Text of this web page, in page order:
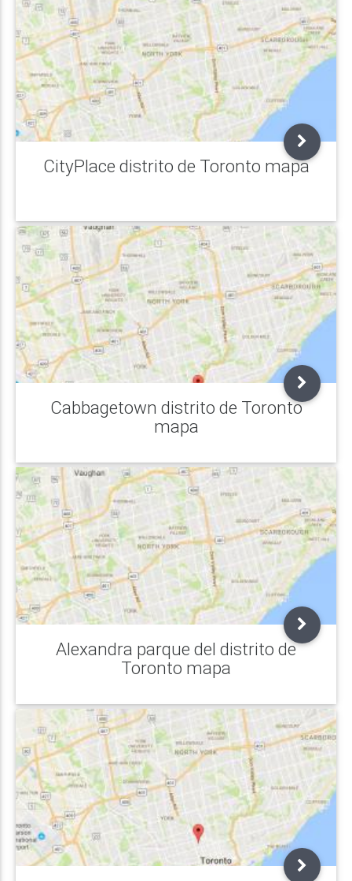
CityPlace distrito de Toronto mapa
Cabbagetown distrito de Toronto
mapa
Alexandra parque del distrito de
Toronto mapa